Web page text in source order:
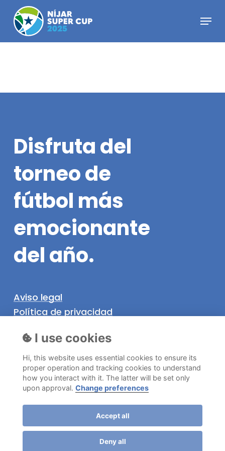
Menu
Disfrutadel
torneode
fútbol más
emocionante
delaño.
Aviso legal
Política de privacidad
Información
2026. Níjar SuperCup Todos los derechos
reservados.
I use cookies
Hi, this website uses essential cookies to ensure its
proper operation and tracking cookies to understand
how you interact with it. The latter will be set only
upon approval. Change preferences
Accept all
Deny all